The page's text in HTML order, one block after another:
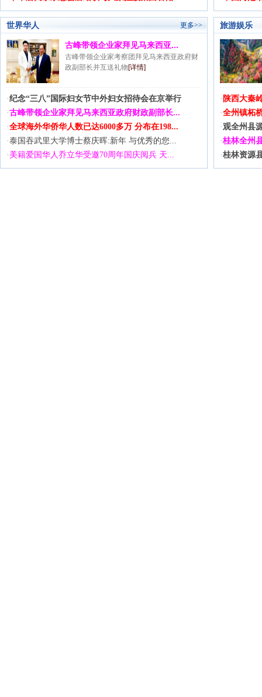
世界华人 更多>>
古峰带领企业家拜见马来西亚...
古峰带领企业家考察团拜见马来西亚政府财
政副部长并互送礼物[详情]
·纪念“三八”国际妇女节中外妇女招待会在京举行
·古峰带领企业家拜见马来西亚政府财政副部长...
·全球海外华侨华人数已达6000多万 分布在198...
·泰国吞武里大学博士蔡庆晖:新年 与优秀的您...
· 美籍爱国华人乔立华受邀70周年国庆阅兵 天...
旅游娱乐
· 陕西大秦
·全州镇柘
·观全州县
·桂林全州
·桂林资源